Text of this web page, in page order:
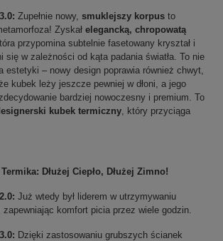
Zupełnie nowy, smuklejszy korpus to
Zyskał elegancką, chropowatą
przypomina subtelnie fasetowany kryształ i
się w zależności od kąta padania światła. To nie
estetyki – nowy design poprawia również chwyt,
kubek leży jeszcze pewniej w dłoni, a jego
bardziej nowoczesny i premium. To
kubek termiczny , który przyciąga
Dłużej Ciepło, Dłużej Zimno!
Już wtedy był liderem w utrzymywaniu
zapewniając komfort picia przez wiele godzin.
Dzięki zastosowaniu grubszych ścianek